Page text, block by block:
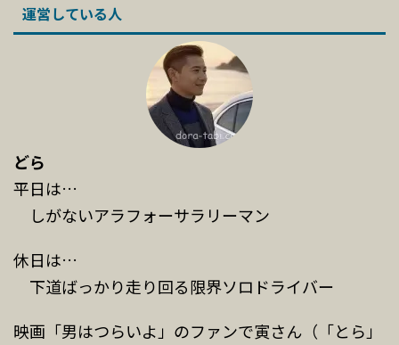
運営している人
どら
平日は…
しがないアラフォーサラリーマン
休日は…
下道ばっかり走り回る限界ソロドライバー
映画「男はつらいよ」のファンで寅さん（「とら」